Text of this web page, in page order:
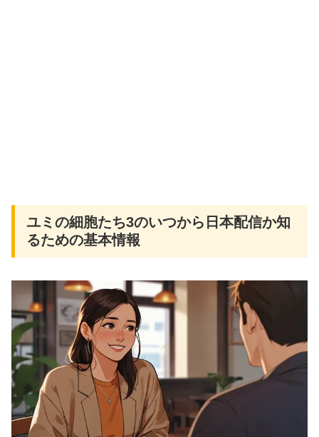
ユミの細胞たち3のいつから日本配信か知
るための基本情報